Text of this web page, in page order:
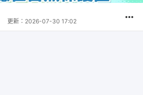
更新： 2026-07-30 17:02